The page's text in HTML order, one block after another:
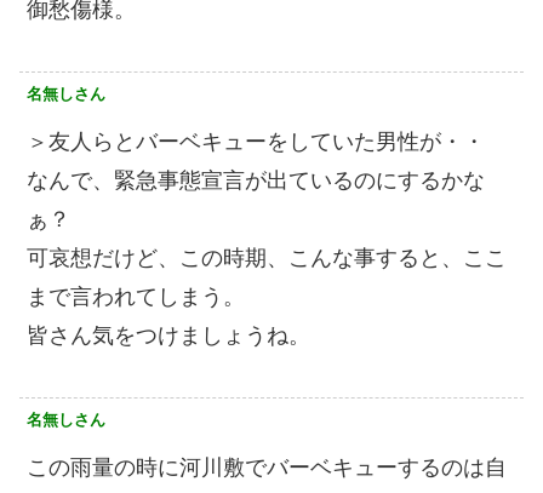
御愁傷様。
名無しさん
＞友人らとバーベキューをしていた男性が・・
なんで、緊急事態宣言が出ているのにするかな
ぁ？
可哀想だけど、この時期、こんな事すると、ここ
まで言われてしまう。
皆さん気をつけましょうね。
名無しさん
この雨量の時に河川敷でバーベキューするのは自